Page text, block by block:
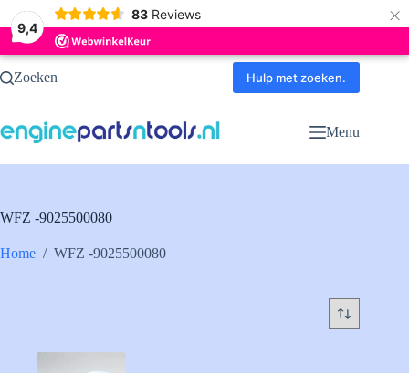
9,4
83 Reviews ×
Ga
naarZoeken Hulp met zoeken.
Menu
WFZ -9025500080
Home / WFZ -9025500080